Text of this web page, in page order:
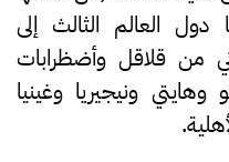
العالم الثالث إلى
من قلاقل وأضظرابات
ونيجيريا وغينيا